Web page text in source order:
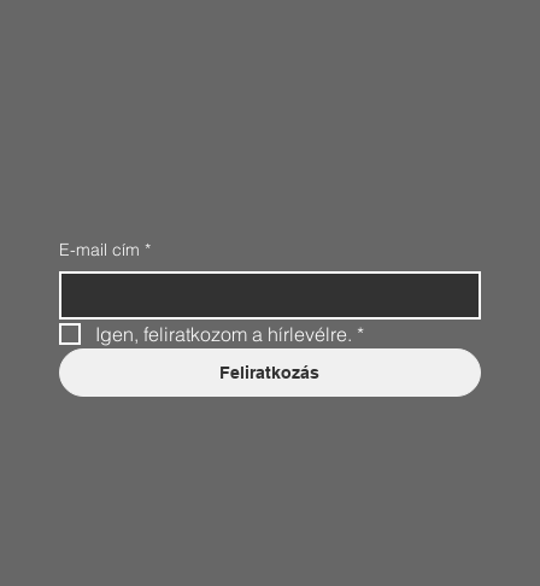
E-mail cím *
Igen, feliratkozom a hírlevélre. *
Feliratkozás